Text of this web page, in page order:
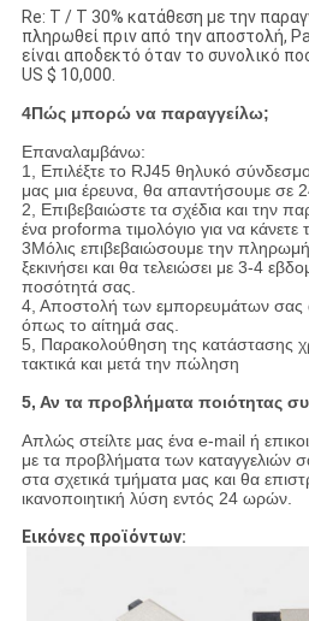
Re: T / T 30% κατάθεση με την
πληρωθεί πριν από την αποστολή,
είναι αποδεκτό όταν το συνολικό
US $ 10,000.
4Πώς μπορώ να παραγγείλω;
Επαναλαμβάνω:
1, Επιλέξτε το RJ45 θηλυκό σύνδεσμο
μας μια έρευνα, θα απαντήσουμε σε
2, Επιβεβαιώστε τα σχέδια και την
ένα proforma τιμολόγιο για να
3Μόλις επιβεβαιώσουμε την
ξεκινήσει και θα τελειώσει με 3-4
ποσότητά σας.
4, Αποστολή των εμπορευμάτων
όπως το αίτημά σας.
5, Παρακολούθηση της κατάστασης
τακτικά και μετά την πώληση
5, Αν τα προβλήματα ποιότητας
Απλώς στείλτε μας ένα e-mail ή
με τα προβλήματα των καταγγελιών
στα σχετικά τμήματα μας και θα
ικανοποιητική λύση εντός 24 ωρών.
Εικόνες προϊόντων: